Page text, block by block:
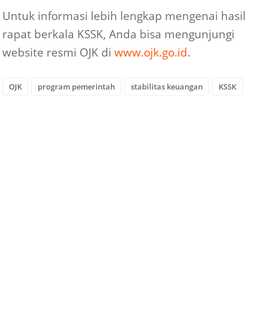
Untuk informasi lebih lengkap mengenai hasil
rapat berkala KSSK, Anda bisa mengunjungi
website resmi OJK diwww.ojk.go.id.
OJK program pemerintah stabilitas keuangan KSSK